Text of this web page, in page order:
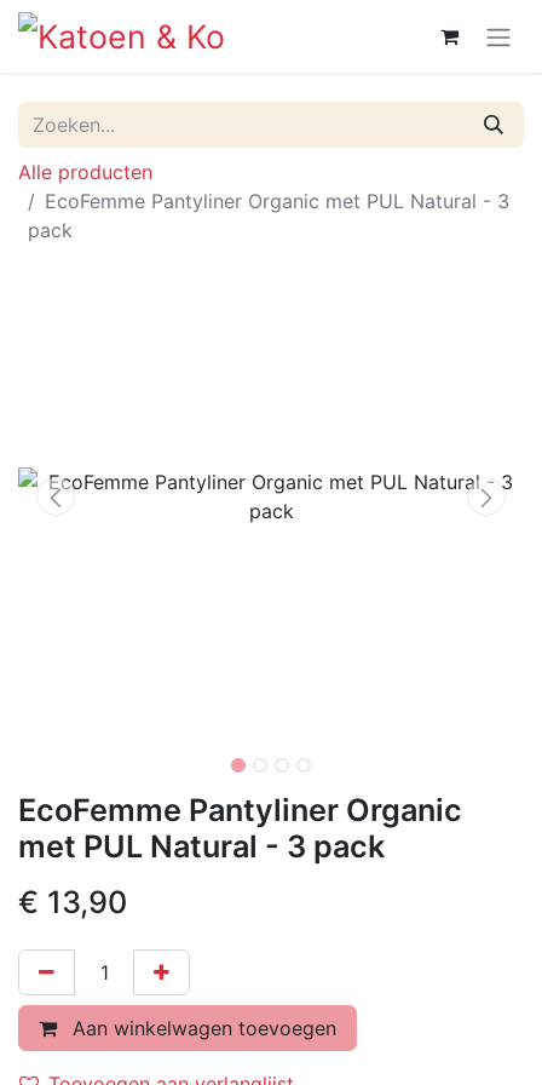
Alle producten
EcoFemme Pantyliner Organic met PUL Natural - 3
pack
EcoFemme Pantyliner Organic
met PUL Natural - 3 pack
€ 13,90
Aan winkelwagen toevoegen